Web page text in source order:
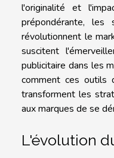
l'originalité et
prépondérante, les
révolutionnent le
suscitent
publicitaire dans les
comment ces outils
transforment les
aux marques de se
L'évolution